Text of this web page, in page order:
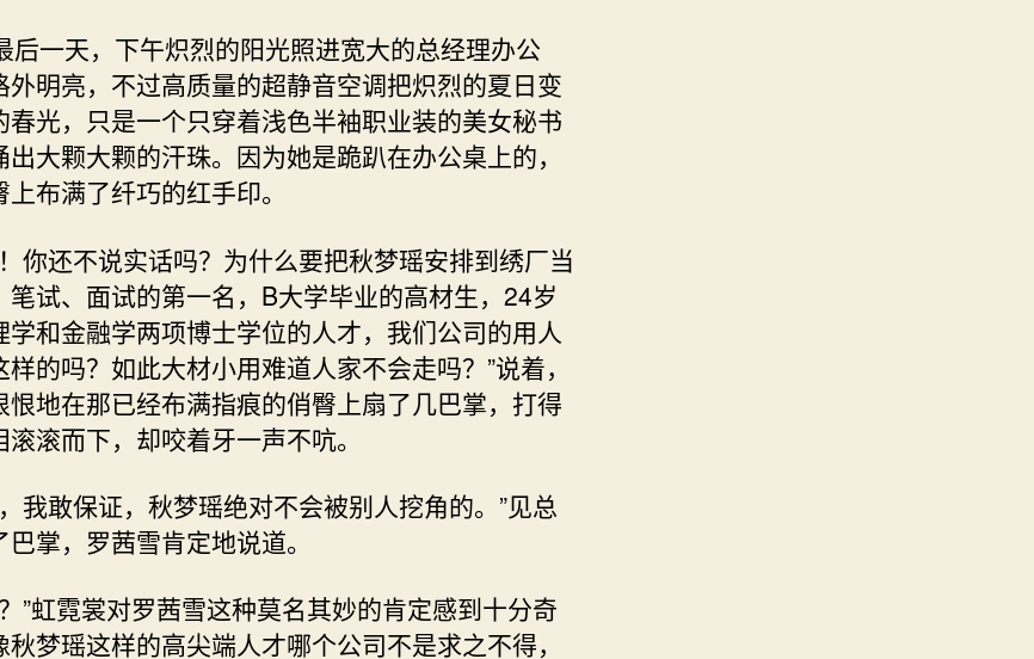
一天，下午炽烈的阳光照进宽大的总经理办公
外明亮，不过高质量的超静音空调把炽烈的夏日变
春光，只是一个只穿着浅色半袖职业装的美女秘书
大颗大颗的汗珠。因为她是跪趴在办公桌上的，
布满了纤巧的红手印。
你还不说实话吗？为什么要把秋梦瑶安排到绣厂当
笔试、面试的第一名，B大学毕业的高材生，24岁
学和金融学两项博士学位的人才，我们公司的用人
的吗？如此大材小用难道人家不会走吗？”说着，
恨地在那已经布满指痕的俏臀上扇了几巴掌，打得
滚而下，却咬着牙一声不吭。
我敢保证，秋梦瑶绝对不会被别人挖角的。”见总
掌，罗茜雪肯定地说道。
”虹霓裳对罗茜雪这种莫名其妙的肯定感到十分奇
梦瑶这样的高尖端人才哪个公司不是求之不得，